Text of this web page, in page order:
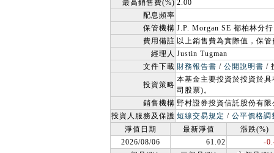
最高銷售費(%) 2.00
配息頻率
保管機構 J.P. Morgan SE 都柏林分行
費用備註 以上銷售費為實際值，保
經理人 Justin Tugman
文件下載 財務報告書 / 公開說明書 /
投資策略
本基金主要投資於投資於
司股票)。
銷售機構 野村證券投資信託股份有限
投資人服務及保護 短線交易規定 / 公平價格調
淨值日期
最新淨值
漲跌(%)
2026/08/06
61.02
-